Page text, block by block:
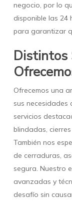
negocio, por lo
disponible las 24
para garantizar
Distintos
Ofrecemos una
sus necesidades
servicios
blindadas,
También nos
de cerraduras,
segura. Nuestro
avanzadas y
desafío sin